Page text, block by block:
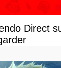
Direct